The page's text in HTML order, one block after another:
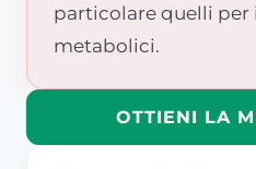
particolare quelli
metabolici.
OTTIENI LA